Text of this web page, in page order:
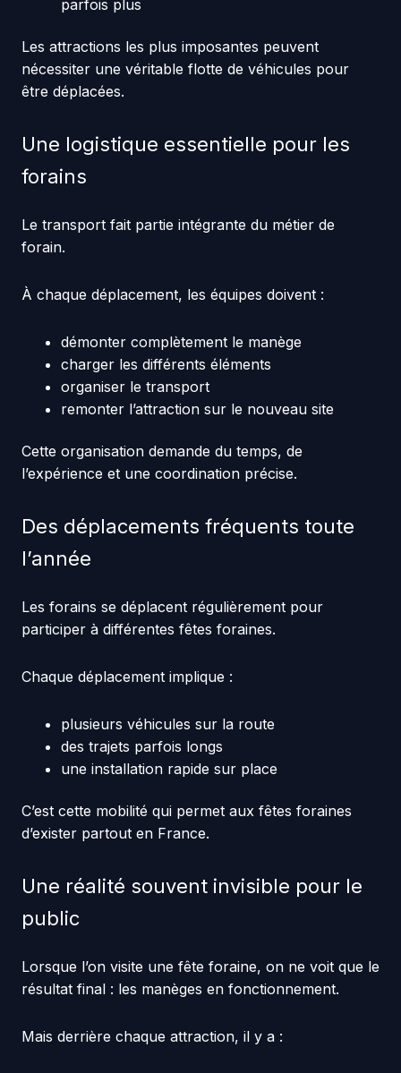
parfois plus
Les attractions les plus imposantes peuvent
nécessiter une véritable flotte de véhicules pour
être déplacées.
Une logistique essentielle pour les
forains
Le transport fait partie intégrante du métier de
forain.
À chaque déplacement, les équipes doivent :
démonter complètement le manège
charger les différents éléments
organiser le transport
remonter l’attraction sur le nouveau site
Cette organisation demande du temps, de
l’expérience et une coordination précise.
Des déplacements fréquents toute
l’année
Les forains se déplacent régulièrement pour
participer à différentes fêtes foraines.
Chaque déplacement implique :
plusieurs véhicules sur la route
des trajets parfois longs
une installation rapide sur place
C’est cette mobilité qui permet aux fêtes foraines
d’exister partout en France.
Une réalité souvent invisible pour le
public
Lorsque l’on visite une fête foraine, on ne voit que le
résultat final : les manèges en fonctionnement.
Mais derrière chaque attraction, il y a :